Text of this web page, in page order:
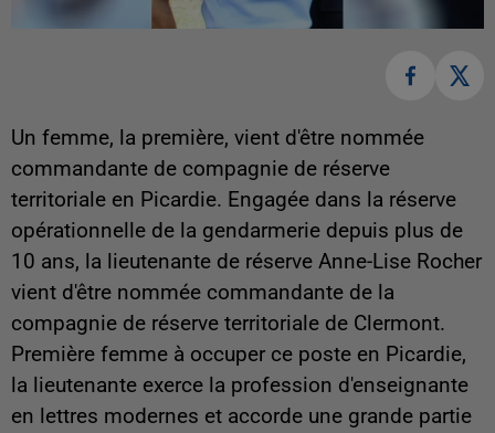
Un femme, la première, vient d'être nommée
commandante de compagnie de réserve
territoriale en Picardie. Engagée dans la réserve
opérationnelle de la gendarmerie depuis plus de
10 ans, la lieutenante de réserve Anne-Lise Rocher
vient d'être nommée commandante de la
compagnie de réserve territoriale de Clermont.
Première femme à occuper ce poste en Picardie,
la lieutenante exerce la profession d'enseignante
en lettres modernes et accorde une grande partie